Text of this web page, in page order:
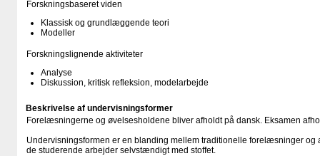
Forskningsbaseret viden
Klassisk og grundlæggende teori
Modeller
Forskningslignende aktiviteter
Analyse
Diskussion, kritisk refleksion, modelarbejde
Beskrivelse af undervisningsformer
Forelæsningerne og øvelsesholdene bliver afholdt på dansk. Eksamen
Undervisningsformen er en blanding mellem traditionelle forelæsninger
de studerende arbejder selvstændigt med stoffet.